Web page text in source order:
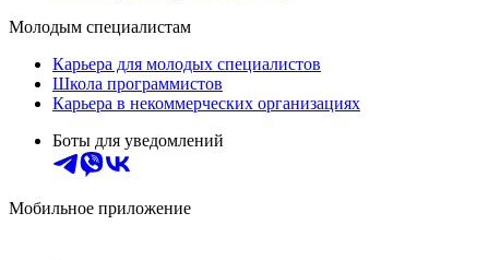
Молодым специалистам
Карьера для молодых специалистов
Школа программистов
Карьера в некоммерческих организациях
Боты для уведомлений
Мобильное приложение